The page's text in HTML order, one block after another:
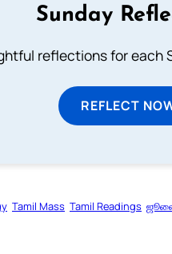
Sunday
reflections for each
REFLECT
Tamil Mass Tamil Readings